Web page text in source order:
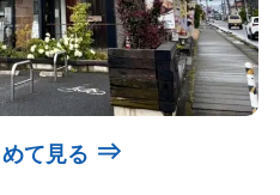
て見る ⇒